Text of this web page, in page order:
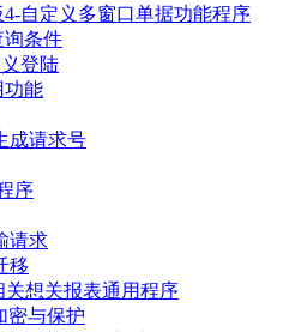
自定义多窗口单据功能程序
询条件
登陆
功能
成请求号
序
请求
移
想关报表通用程序
密与保护